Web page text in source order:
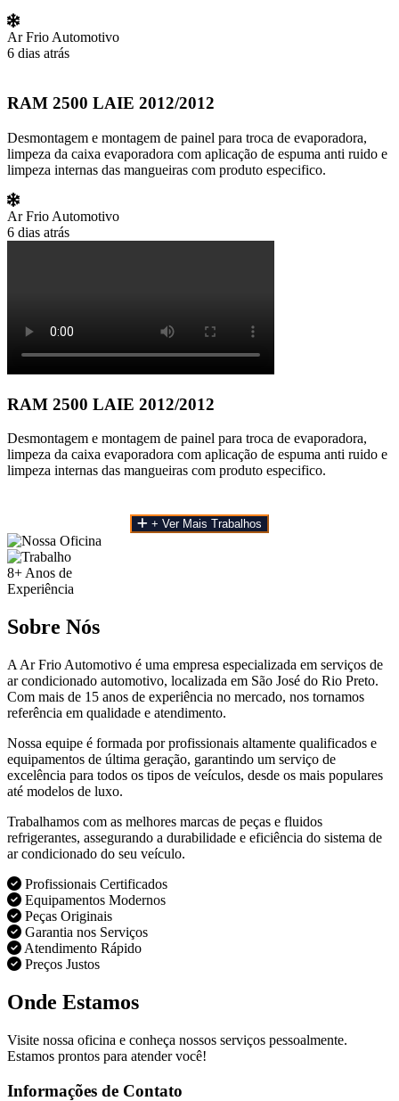
Ar Frio Automotivo
6 dias atrás
RAM 2500 LAIE 2012/2012
Desmontagem e montagem de painel para troca de evaporadora,
limpeza da caixa evaporadora com aplicação de espuma anti ruido e
limpeza internas das mangueiras com produto especifico.
Ar Frio Automotivo
6 dias atrás
RAM 2500 LAIE 2012/2012
Desmontagem e montagem de painel para troca de evaporadora,
limpeza da caixa evaporadora com aplicação de espuma anti ruido e
limpeza internas das mangueiras com produto especifico.
+ Ver Mais Trabalhos
8+Anos de
Experiência
Sobre Nós
A Ar Frio Automotivo é uma empresa especializada em serviços de
ar condicionado automotivo, localizada em São José do Rio Preto.
Com mais de 15 anos de experiência no mercado, nos tornamos
referência em qualidade e atendimento.
Nossa equipe é formada por profissionais altamente qualificados e
equipamentos de última geração, garantindo um serviço de
excelência para todos os tipos de veículos, desde os mais populares
até modelos de luxo.
Trabalhamos com as melhores marcas de peças e fluidos
refrigerantes, assegurando a durabilidade e eficiência do sistema de
ar condicionado do seu veículo.
Profissionais Certificados
Equipamentos Modernos
Peças Originais
Garantia nos Serviços
Atendimento Rápido
Preços Justos
Onde Estamos
Visite nossa oficina e conheça nossos serviços pessoalmente.
Estamos prontos para atender você!
Informações de Contato